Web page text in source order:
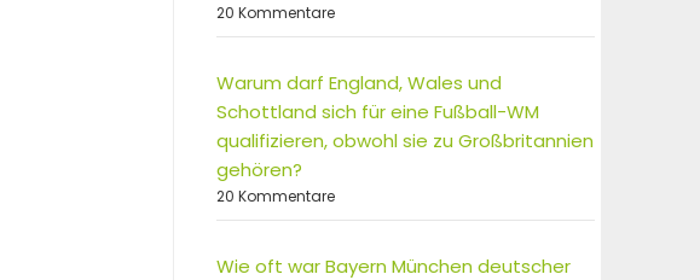
20 Kommentare
Warum darf England, Wales und
Schottland sich für eine Fußball-WM
qualifizieren, obwohl sie zu Großbritannien
gehören?
20 Kommentare
Wie oft war Bayern München deutscher